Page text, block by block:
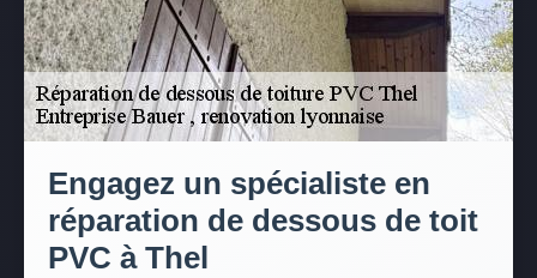
Engagez un spécialiste en
réparation de dessous de toit
PVC à Thel